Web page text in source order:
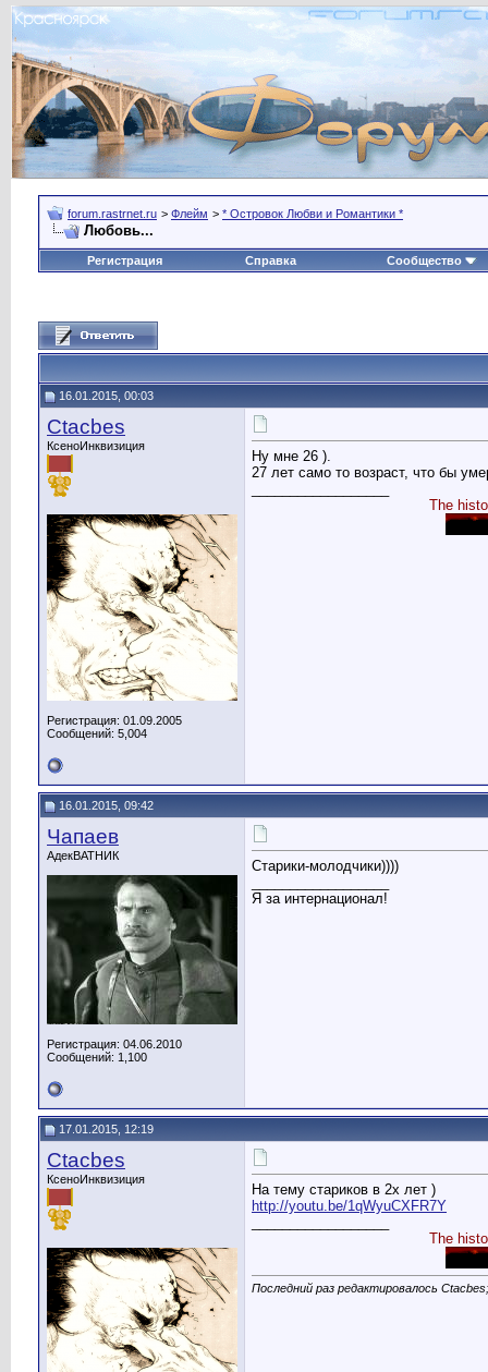
forum.rastrnet.ru > Флейм > * Островок Любви и Романтики *
Любовь...
Регистрация Справка Сообщество
16.01.2015, 00:03
Ctacbes
КсеноИнквизиция
Регистрация: 01.09.2005
Сообщений: 5,004
Ну мне 26 ).
27 лет само то возраст, что бы
The
16.01.2015, 09:42
Чапаев
АдекВАТНИК
Регистрация: 04.06.2010
Сообщений: 1,100
Старики-молодчики))))
Я за интернационал!
17.01.2015, 12:19
Ctacbes
КсеноИнквизиция
На тему стариков в 2х лет )
http://youtu.be/1qWyuCXFR7Y
The
Последний раз редактировалось